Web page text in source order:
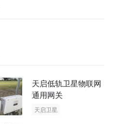
天启低轨卫星物联网
通用网关
天启卫星